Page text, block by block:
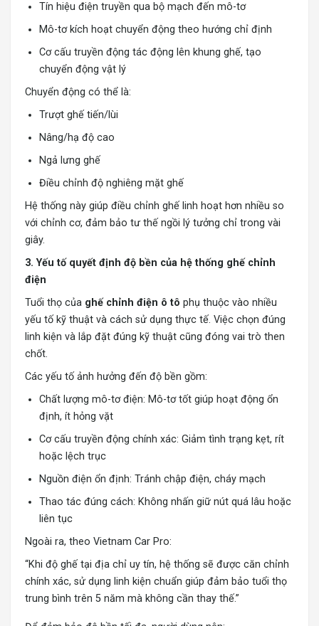
Tín hiệu điện truyền qua bộ mạch đến mô-tơ
Mô-tơ kích hoạt chuyển động theo hướng chỉ định
Cơ cấu truyền động tác động lên khung ghế, tạo
chuyển động vật lý
Chuyển động có thể là:
Trượt ghế tiến/lùi
Nâng/hạ độ cao
Ngả lưng ghế
Điều chỉnh độ nghiêng mặt ghế
Hệ thống này giúp điều chỉnh ghế linh hoạt hơn nhiều so
với chỉnh cơ, đảm bảo tư thế ngồi lý tưởng chỉ trong vài
giây.
3. Yếu tố quyết định độ bền của hệ thống ghế chỉnh
điện
Tuổi thọ của ghế chỉnh điện ô tô phụ thuộc vào nhiều
yếu tố kỹ thuật và cách sử dụng thực tế. Việc chọn đúng
linh kiện và lắp đặt đúng kỹ thuật cũng đóng vai trò then
chốt.
Các yếu tố ảnh hưởng đến độ bền gồm:
Chất lượng mô-tơ điện: Mô-tơ tốt giúp hoạt động ổn
định, ít hỏng vặt
Cơ cấu truyền động chính xác: Giảm tình trạng kẹt, rít
hoặc lệch trục
Nguồn điện ổn định: Tránh chập điện, cháy mạch
Thao tác đúng cách: Không nhấn giữ nút quá lâu hoặc
liên tục
Ngoài ra, theo Vietnam Car Pro:
“Khi độ ghế tại địa chỉ uy tín, hệ thống sẽ được căn chỉnh
chính xác, sử dụng linh kiện chuẩn giúp đảm bảo tuổi thọ
trung bình trên 5 năm mà không cần thay thế.”